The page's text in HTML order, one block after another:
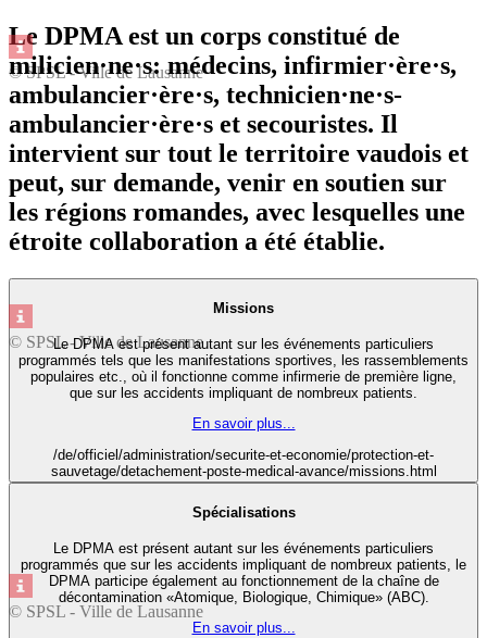
© SPSL - Ville de Lausanne
© SPSL - Ville de Lausanne
© SPSL - Ville de Lausanne
Le DPMA est un corps constitué de
milicien·ne·s: médecins, infirmier·ère·s,
ambulancier·ère·s, technicien·ne·s-
ambulancier·ère·s et secouristes. Il
intervient sur tout le territoire vaudois et
peut, sur demande, venir en soutien sur
les régions romandes, avec lesquelles une
étroite collaboration a été établie.
Missions
Le DPMA est présent autant sur les événements particuliers
programmés tels que les manifestations sportives, les rassemblements
populaires etc., où il fonctionne comme infirmerie de première ligne,
que sur les accidents impliquant de nombreux patients.
En savoir plus...
/de/officiel/administration/securite-et-economie/protection-et-
sauvetage/detachement-poste-medical-avance/missions.html
Spécialisations
Le DPMA est présent autant sur les événements particuliers
programmés que sur les accidents impliquant de nombreux patients, le
DPMA participe également au fonctionnement de la chaîne de
décontamination «Atomique, Biologique, Chimique» (ABC).
En savoir plus...